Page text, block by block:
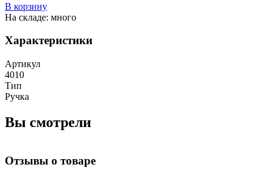
В корзину
На складе: много
Характеристики
Артикул
4010
Тип
Ручка
Вы смотрели
Отзывы о товаре